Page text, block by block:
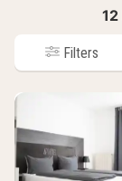
12
Filters